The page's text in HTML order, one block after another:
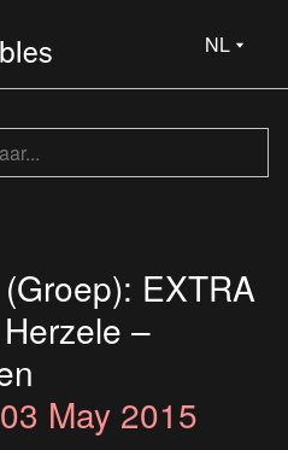
NL
EXTRA
–
May 2015